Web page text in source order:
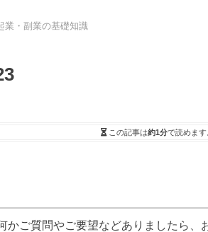
業・副業の基礎知識
この記事は約1分で読めます
かご質問やご要望などありましたら、